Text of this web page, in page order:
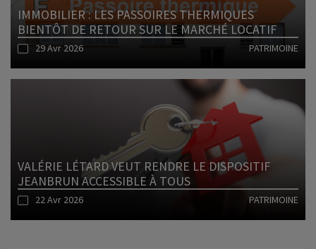
IMMOBILIER : LES PASSOIRES THERMIQUES
BIENTÔT DE RETOUR SUR LE MARCHÉ LOCATIF
29 Avr 2026 PATRIMOINE
Lire l'article
VALÉRIE LÉTARD VEUT RENDRE LE DISPOSITIF
JEANBRUN ACCESSIBLE À TOUS
22 Avr 2026 PATRIMOINE